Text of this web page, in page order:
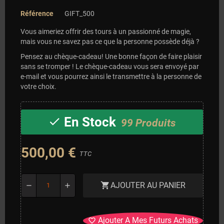
Référence GIFT_500
Vous aimeriez offrir des tours à un passionné de magie,
mais vous ne savez pas ce que la personne possède déjà ?
Pensez au chèque-cadeau! Une bonne façon de faire plaisir
sans se tromper ! Le chèque-cadeau vous sera envoyé par
e-mail et vous pourrez ainsi le transmettre à la personne de
votre choix.
check En Stock 99 Produits
500,00 € TTC
remove add shopping_cartAJOUTER AU PANIER
favorite_border Ajouter A Mes Futurs Achats